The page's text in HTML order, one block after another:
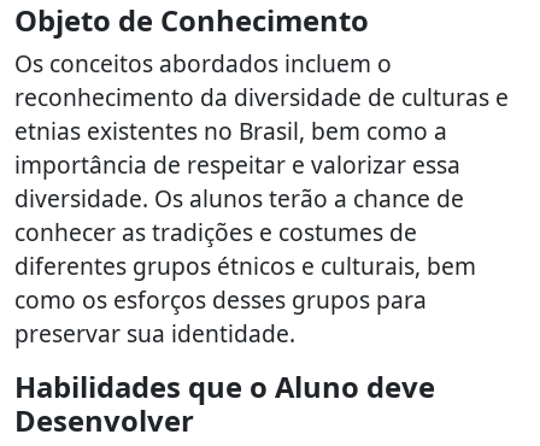
Objeto de Conhecimento
Os conceitos abordados incluem o
reconhecimento da diversidade de culturas e
etnias existentes no Brasil, bem como a
importância de respeitar e valorizar essa
diversidade. Os alunos terão a chance de
conhecer as tradições e costumes de
diferentes grupos étnicos e culturais, bem
como os esforços desses grupos para
preservar sua identidade.
Habilidades que o Aluno deve
Desenvolver